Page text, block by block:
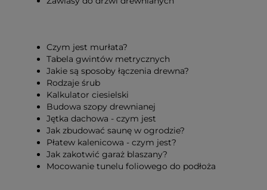
Czym jest murłata?
Tabela gwintów metrycznych
Jakie są sposoby łączenia drewna?
Rodzaje śrub
Kalkulator ciesielski
Budowa szopy drewnianej
Jętka dachowa - czym jest
Jak zbudować saunę w ogrodzie?
Płatew kalenicowa - czym jest?
Jak zakotwić garaż blaszany?
Mocowanie tunelu foliowego do podłoża